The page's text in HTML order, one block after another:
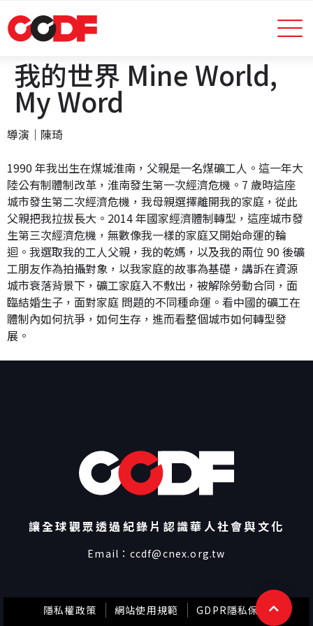
我的世界 Mine World,
My Word
導演｜陳琦
1990 年我出生在煤城淮南，父親是一名煤礦工人。這一年大
陸公有制體制改革，淮南發生第一次經濟危機。7 歲時這座
城市發生第二次經濟危機，我母親選擇離開我的家庭，從此
父親把我拉拔長大。2014 年國家經濟體制轉型，這座城市發
生第三次經濟危機，無數像我一樣的家庭又開始命運的輪
迴。我選取我的工人父親，我的乾媽，以及我的兩位 90 後礦
工朋友作為拍攝對象，以我家庭的故事為基礎，講訴在資源
城市衰落背景下，礦工家庭入不敷出，被解除勞動合同，面
臨結婚生子，面對家庭 問題的不同種命運。看中國的礦工在
體制內如何抗爭，如何生存，進而看整個城市如何轉型發
展。
讓全球觀眾透過紀錄片認識華人社會與文化
Email： ccdf@cnex.org.tw
隱私權政策 網站使用規範 GDPR隱私保護